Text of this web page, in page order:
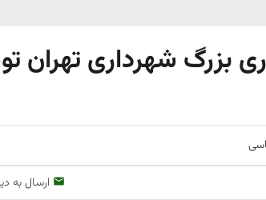
بزرگ شهرداری
ارسال به